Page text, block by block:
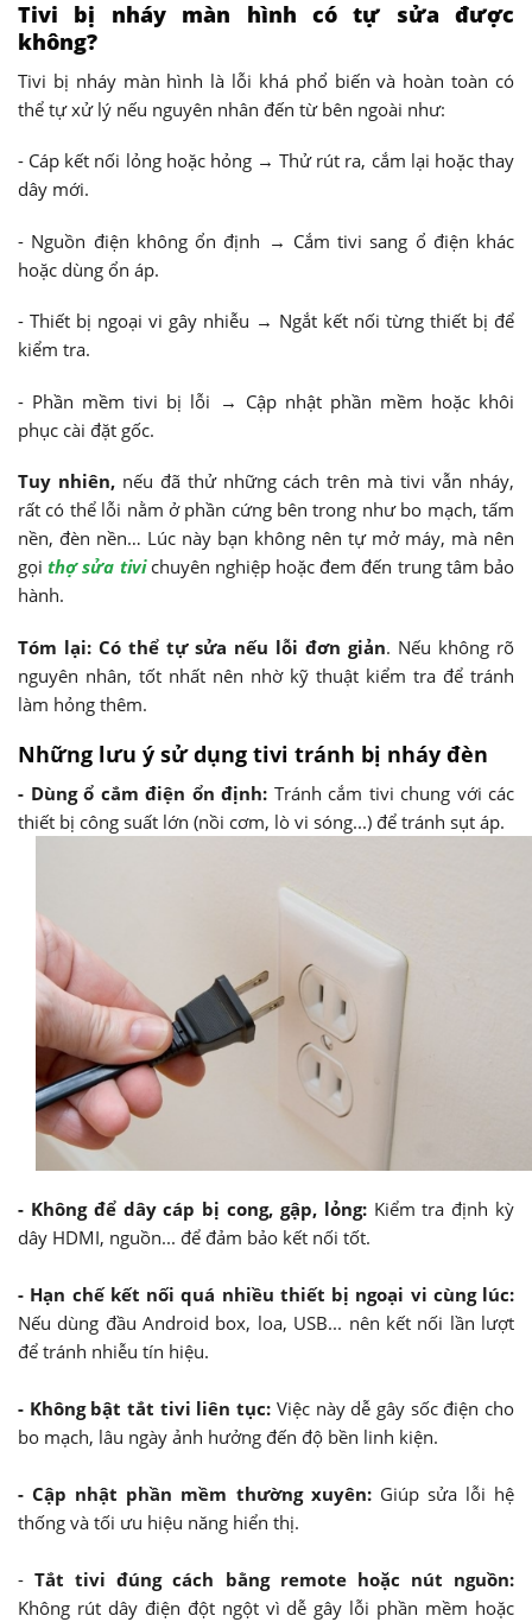
Tivi bị nháy màn hình có tự sửa được
không?
Tivi bị nháy màn hình là lỗi khá phổ biến và hoàn toàn có
thể tự xử lý nếu nguyên nhân đến từ bên ngoài như:
- Cáp kết nối lỏng hoặc hỏng → Thử rút ra, cắm lại hoặc thay
dây mới.
- Nguồn điện không ổn định → Cắm tivi sang ổ điện khác
hoặc dùng ổn áp.
- Thiết bị ngoại vi gây nhiễu → Ngắt kết nối từng thiết bị để
kiểm tra.
- Phần mềm tivi bị lỗi → Cập nhật phần mềm hoặc khôi
phục cài đặt gốc.
Tuy nhiên,nếu đã thử những cách trên mà tivi vẫn nháy,
rất có thể lỗi nằm ở phần cứng bên trong như bo mạch, tấm
nền, đèn nền… Lúc này bạn không nên tự mở máy, mà nên
gọithợ sửa tivichuyên nghiệp hoặc đem đến trung tâm bảo
hành.
Tóm lại: Có thể tự sửa nếu lỗi đơn giản. Nếu không rõ
nguyên nhân, tốt nhất nên nhờ kỹ thuật kiểm tra để tránh
làm hỏng thêm.
Những lưu ý sử dụng tivi tránh bị nháy đèn
- Dùng ổ cắm điện ổn định: Tránh cắm tivi chung với các
thiết bị công suất lớn (nồi cơm, lò vi sóng...) để tránh sụt áp.
- Không để dây cáp bị cong, gập, lỏng:Kiểm tra định kỳ
dây HDMI, nguồn... để đảm bảo kết nối tốt.
- Hạn chế kết nối quá nhiều thiết bị ngoại vi cùng lúc:
Nếu dùng đầu Android box, loa, USB... nên kết nối lần lượt
để tránh nhiễu tín hiệu.
- Không bật tắt tivi liên tục: Việc này dễ gây sốc điện cho
bo mạch, lâu ngày ảnh hưởng đến độ bền linh kiện.
- Cập nhật phần mềm thường xuyên:Giúp sửa lỗi hệ
thống và tối ưu hiệu năng hiển thị.
- Tắt tivi đúng cách bằng remote hoặc nút nguồn:
Không rút dây điện đột ngột vì dễ gây lỗi phần mềm hoặc